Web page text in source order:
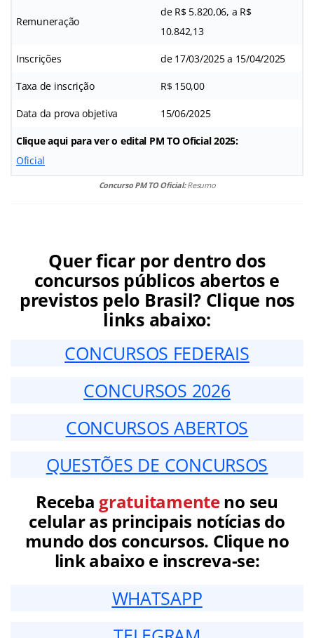
Remuneração
de R$ 5.820,06, a R$
10.842,13
Inscrições de 17/03/2025 a 15/04/2025
Taxa de inscrição R$ 150,00
Data da prova objetiva 15/06/2025
Clique aqui para ver o edital PM TO Oficial 2025:
Oficial
Concurso PM TO Oficial:Resumo
Quer ficar por dentro dos
concursos públicos abertos e
previstos pelo Brasil? Clique nos
links abaixo:
CONCURSOS FEDERAIS
CONCURSOS 2026
CONCURSOS ABERTOS
QUESTÕES DE CONCURSOS
Receba gratuitamenteno seu
celular as principais notícias do
mundo dos concursos. Clique no
link abaixo e inscreva-se:
WHATSAPP